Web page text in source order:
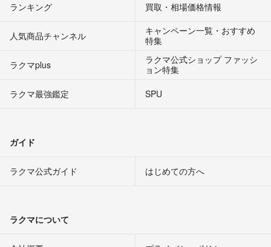
ランキング 買取・相場価格情報
人気商品チャンネル
キャンペーン一覧・おすすめ
特集
ラクマplus
ラクマ公式ショップ ファッシ
ョン特集
ラクマ最強鑑定
SPU
ガイド
ラクマ公式ガイド はじめての方へ
ラクマについて